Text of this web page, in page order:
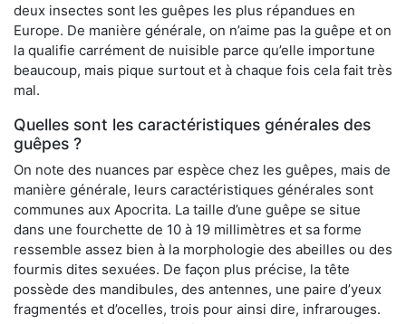
deux insectes sont les guêpes les plus répandues en
Europe. De manière générale, on n’aime pas la guêpe et on
la qualifie carrément de nuisible parce qu’elle importune
beaucoup, mais pique surtout et à chaque fois cela fait très
mal.
Quelles sont les caractéristiques générales des
guêpes ?
On note des nuances par espèce chez les guêpes, mais de
manière générale, leurs caractéristiques générales sont
communes aux Apocrita. La taille d’une guêpe se situe
dans une fourchette de 10 à 19 millimètres et sa forme
ressemble assez bien à la morphologie des abeilles ou des
fourmis dites sexuées. De façon plus précise, la tête
possède des mandibules, des antennes, une paire d’yeux
fragmentés et d’ocelles, trois pour ainsi dire, infrarouges.